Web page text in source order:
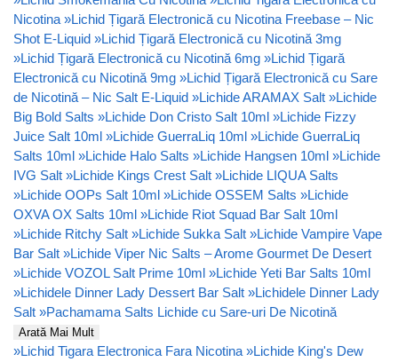
Nicotina »Lichid Țigară Electronică cu Nicotina Freebase – Nic
Shot E-Liquid »Lichid Țigară Electronică cu Nicotină 3mg
»Lichid Țigară Electronică cu Nicotină 6mg »Lichid Țigară
Electronică cu Nicotină 9mg »Lichid Țigară Electronică cu Sare
de Nicotină – Nic Salt E-Liquid »Lichide ARAMAX Salt »Lichide
Big Bold Salts »Lichide Don Cristo Salt 10ml »Lichide Fizzy
Juice Salt 10ml »Lichide GuerraLiq 10ml »Lichide GuerraLiq
Salts 10ml »Lichide Halo Salts »Lichide Hangsen 10ml »Lichide
IVG Salt »Lichide Kings Crest Salt »Lichide LIQUA Salts
»Lichide OOPs Salt 10ml »Lichide OSSEM Salts »Lichide
OXVA OX Salts 10ml »Lichide Riot Squad Bar Salt 10ml
»Lichide Ritchy Salt »Lichide Sukka Salt »Lichide Vampire Vape
Bar Salt »Lichide Viper Nic Salts – Arome Gourmet De Desert
»Lichide VOZOL Salt Prime 10ml »Lichide Yeti Bar Salts 10ml
»Lichidele Dinner Lady Dessert Bar Salt »Lichidele Dinner Lady
Salt »Pachamama Salts Lichide cu Sare-uri De Nicotină
Arată Mai Mult
»Lichid Tigara Electronica Fara Nicotina »Lichide King's Dew